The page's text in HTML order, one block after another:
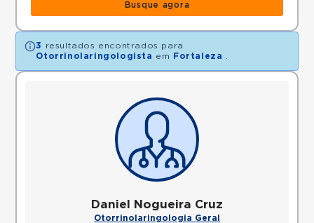
Busque agora
3
resultados encontrados para
Otorrinolaringologista em Fortaleza
Daniel Nogueira Cruz
Otorrinolaringologia Geral